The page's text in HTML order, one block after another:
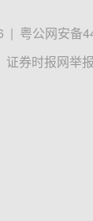
| 粤公网安备
证券时报网举